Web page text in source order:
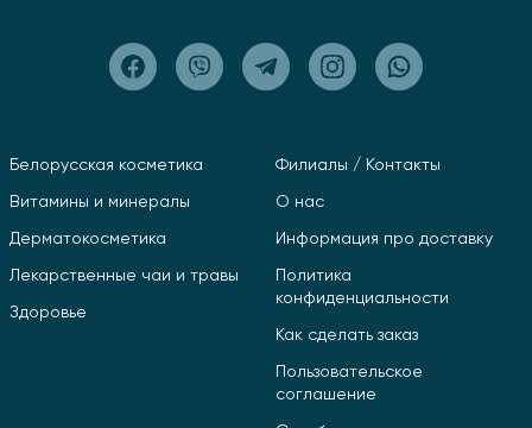
Белорусская косметика
Витамины и минералы
Дерматокосметика
Лекарственные чаи и травы
Здоровье
Филиалы / Контакты
О нас
Информация про доставку
Политика
конфиденциальности
Как сделать заказ
Пользовательское
соглашение